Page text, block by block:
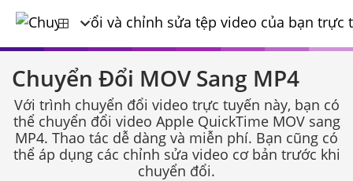
Chuyển Đổi MOV Sang MP4
Với trình chuyển đổi video trực tuyến này, bạn có
thể chuyển đổi video Apple QuickTime MOV sang
MP4. Thao tác dễ dàng và miễn phí. Bạn cũng có
thể áp dụng các chỉnh sửa video cơ bản trước khi
chuyển đổi.